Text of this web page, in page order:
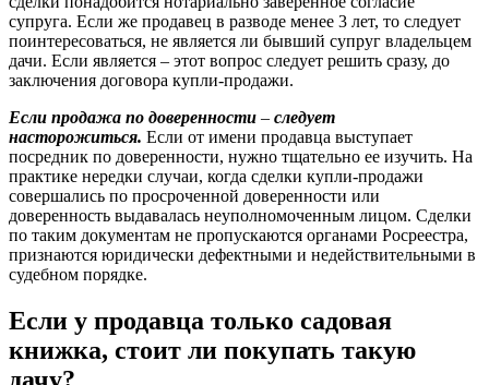
супруга. Если же продавец в разводе менее 3 лет, то следует
поинтересоваться, не является ли бывший супруг владельцем
дачи. Если является – этот вопрос следует решить сразу, до
заключения договора купли-продажи.
Если продажа по доверенности – следует
насторожиться. Если от имени продавца выступает
посредник по доверенности, нужно тщательно ее изучить. На
практике нередки случаи, когда сделки купли-продажи
совершались по просроченной доверенности или
доверенность выдавалась неуполномоченным лицом. Сделки
по таким документам не пропускаются органами Росреестра,
признаются юридически дефектными и недействительными в
судебном порядке.
Если у продавца только садовая
книжка, стоит ли покупать такую